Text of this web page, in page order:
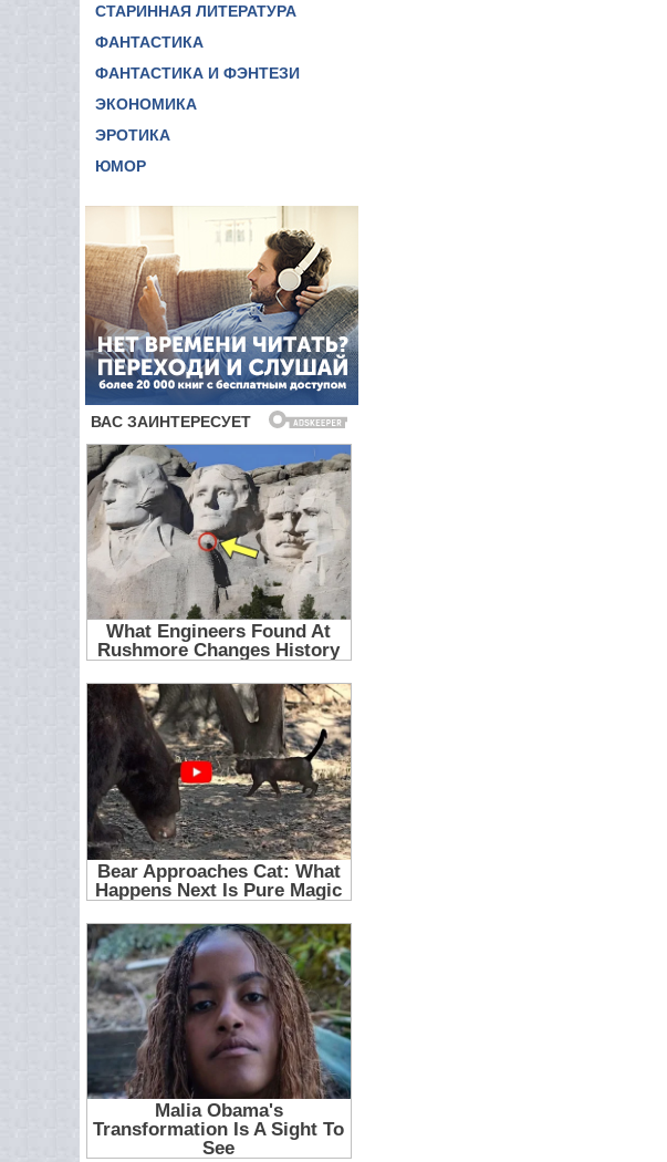
СТАРИННАЯ ЛИТЕРАТУРА
ФАНТАСТИКА
ФАНТАСТИКА И ФЭНТЕЗИ
ЭКОНОМИКА
ЭРОТИКА
ЮМОР